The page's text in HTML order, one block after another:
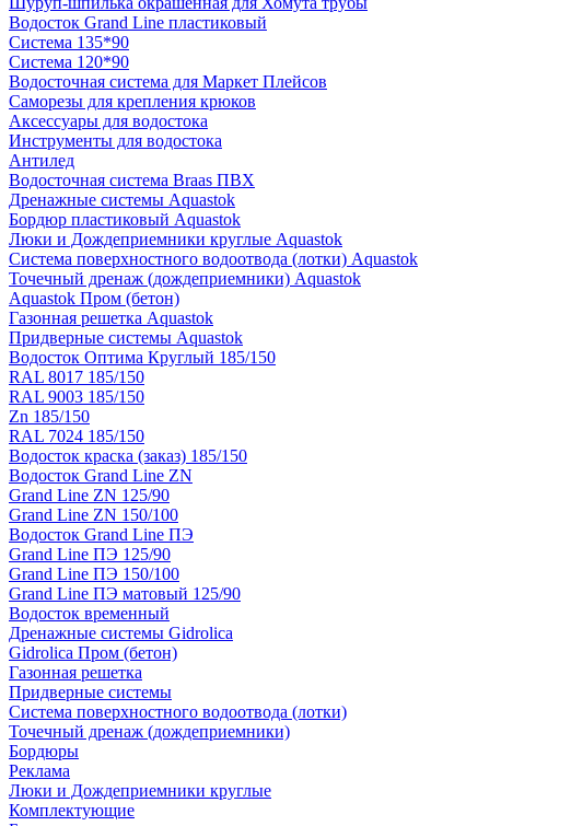
Водосток Grand Line пластиковый
Система 135*90
Система 120*90
Водосточная система для Маркет Плейсов
Саморезы для крепления крюков
Аксессуары для водостока
Инструменты для водостока
Антилед
Водосточная система Braas ПВХ
Дренажные системы Aquastok
Бордюр пластиковый Aquastok
Люки и Дождеприемники круглые Aquastok
Система поверхностного водоотвода (лотки) Aquastok
Точечный дренаж (дождеприемники) Aquastok
Aquastok Пром (бетон)
Газонная решетка Aquastok
Придверные системы Aquastok
Водосток Оптима Круглый 185/150
RAL 8017 185/150
RAL 9003 185/150
Zn 185/150
RAL 7024 185/150
Водосток краска (заказ) 185/150
Водосток Grand Line ZN
Grand Line ZN 125/90
Grand Line ZN 150/100
Водосток Grand Line ПЭ
Grand Line ПЭ 125/90
Grand Line ПЭ 150/100
Grand Line ПЭ матовый 125/90
Водосток временный
Дренажные системы Gidrolica
Gidrolica Пром (бетон)
Газонная решетка
Придверные системы
Система поверхностного водоотвода (лотки)
Точечный дренаж (дождеприемники)
Бордюры
Рекламa
Люки и Дождеприемники круглые
Комплектующие